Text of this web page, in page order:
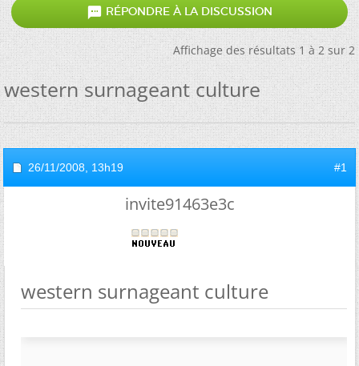
 RÉPONDRE À LA DISCUSSION
Affichage des résultats 1 à 2 sur 2
western surnageant culture
26/11/2008, 13h19 #1
invite91463e3c
western surnageant culture